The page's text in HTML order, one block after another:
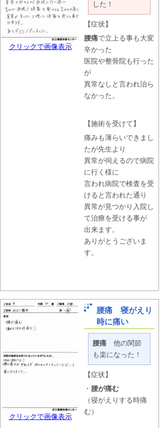
クリックで画像表示
した！
【症状】
腰痛で立上る事も大変
辛かった
医院や整骨院も行った
が
異常なしと言われ治ら
なかった。
【施術を受けて】
痛みも薄らいできまし
たが先生より
異常が伺えるので病院
に行く様に
言われ病院で検査を受
けると言われた通り
異常が見つかり入院し
て治療を受ける事が
出来ます。
ありがとうございま
す。
クリックで画像表示
腰痛 寝がえり
時に痛い
腰痛 他の関節
も楽になった！
【症状】
・ 腰が痛む
（寝がえりする時痛
む）